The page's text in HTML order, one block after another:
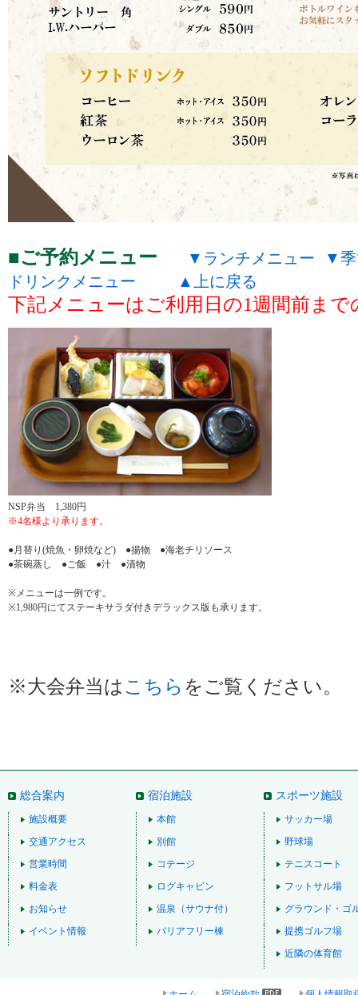
ご予約メニュー ランチメニュー
ドリンクメニュー
上に戻る
下記メニューはご利用日の1週間前ま
NSP弁当 1,380円
※4名様より承ります。
●月替り(焼魚・卵焼など) ●揚物 ●海老チリソース
●茶碗蒸し ●ご飯 ●汁 ●漬物
※メニューは一例です。
※1,980円にてステーキサラダ付きデラックス版も承ります。
※大会弁当はこちら をご覧ください。
総合案内
施設概要
交通アクセス
営業時間
料金表
お知らせ
イベント情報
宿泊施設
本館
別館
コテージ
ログキャビン
温泉（サウナ付）
バリアフリー棟
スポーツ施設
サッカー場
野球場
テニスコート
フットサル場
グラウンド・ゴ
提携ゴルフ場
近隣の体育館